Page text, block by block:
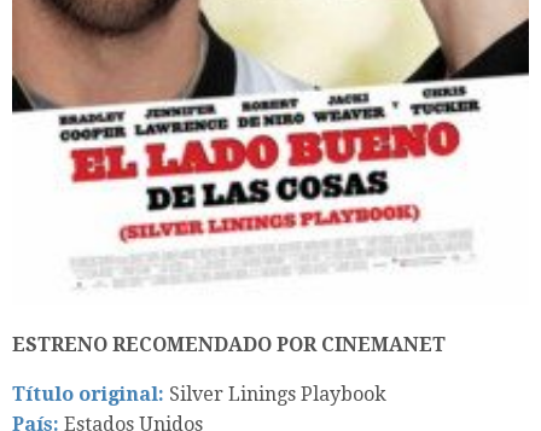
ESTRENO RECOMENDADO POR CINEMANET
Título original: Silver Linings Playbook
País: Estados Unidos